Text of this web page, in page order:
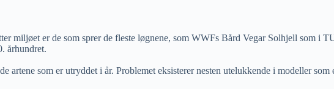
miljøet er de som sprer de fleste løgnene, som WWFs Bård Vegar Solhjell som i
århundret.
artene som er utryddet i år. Problemet eksisterer nesten utelukkende i modeller